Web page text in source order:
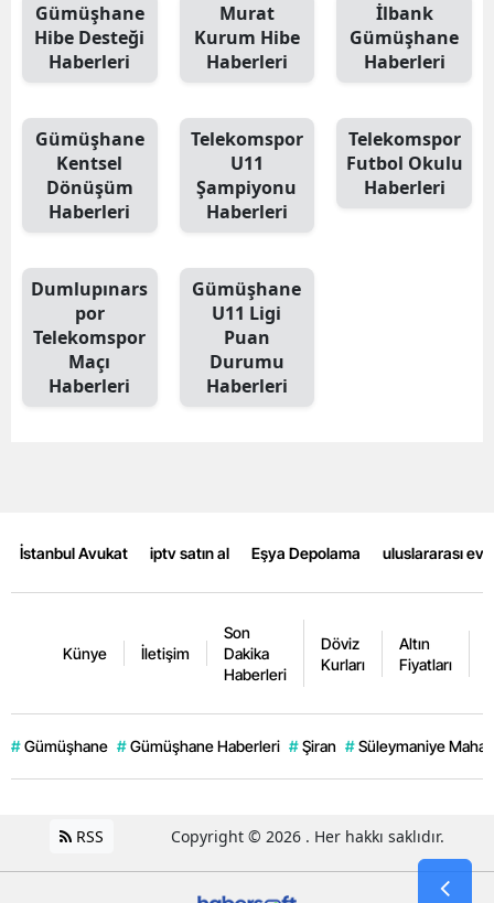
Gümüşhane
Hibe Desteği
Haberleri
Murat
Kurum Hibe
Haberleri
İlbank
Gümüşhane
Haberleri
Gümüşhane
Kentsel
Dönüşüm
Haberleri
Telekomspor
U11
Şampiyonu
Haberleri
Telekomspor
Futbol Okulu
Haberleri
Dumlupınars
por
Telekomspor
Maçı
Haberleri
Gümüşhane
U11 Ligi
Puan
Durumu
Haberleri
İstanbul Avukat iptv satın al Eşya Depolama uluslararası
Künye İletişim
Son
Dakika
Haberleri
Döviz
Kurları
Altın
Fiyatları
# Gümüşhane # Gümüşhane Haberleri # Şiran # Süleymaniye
RSS Copyright © 2026 . Her hakkı saklıdır.